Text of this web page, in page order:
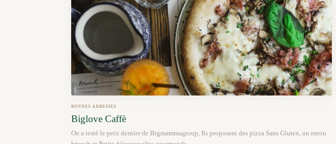
BONNES ADRESSES
Biglove Caffè
On a testé le petit dernier de Bigmammagroup, Ils proposent des pizza Sans Gluten, un menu